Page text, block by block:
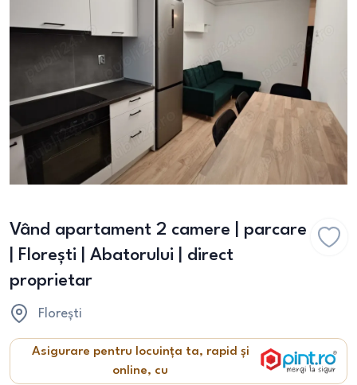
Vând apartament 2 camere | parcare
| Florești | Abatorului | direct
proprietar
Florești
Asigurare pentru locuința ta, rapid și
online, cu